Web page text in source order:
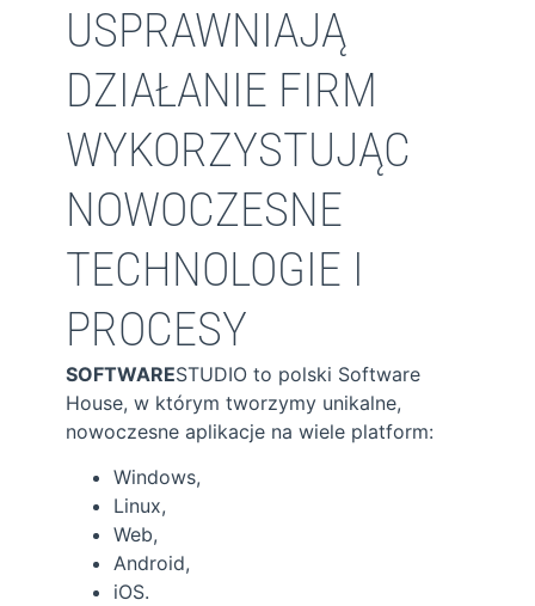
USPRAWNIAJĄ
DZIAŁANIE FIRM
WYKORZYSTUJĄC
NOWOCZESNE
TECHNOLOGIE I
PROCESY
SOFTWARESTUDIO to polski Software
House, w którym tworzymy unikalne,
nowoczesne aplikacje na wiele platform:
Windows,
Linux,
Web,
Android,
iOS.